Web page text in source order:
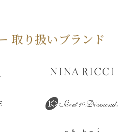
取り扱いブランド